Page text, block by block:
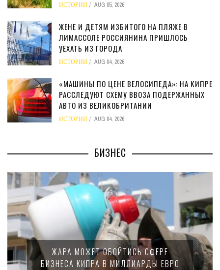
ИСТОРИИ AUG 05, 2026
ЖЕНЕ И ДЕТЯМ ИЗБИТОГО НА ПЛЯЖЕ В
ЛИМАССОЛЕ РОССИЯНИНА ПРИШЛОСЬ
УЕХАТЬ ИЗ ГОРОДА
ИСТОРИИ AUG 04, 2026
«МАШИНЫ ПО ЦЕНЕ ВЕЛОСИПЕДА»: НА КИПРЕ
РАССЛЕДУЮТ СХЕМУ ВВОЗА ПОДЕРЖАННЫХ
АВТО ИЗ ВЕЛИКОБРИТАНИИ
ИСТОРИИ AUG 04, 2026
БИЗНЕС
ЖАРА МОЖЕТ ОБОЙТИСЬ СФЕРЕ
БИЗНЕСА КИПРА В МИЛЛИАРДЫ ЕВРО